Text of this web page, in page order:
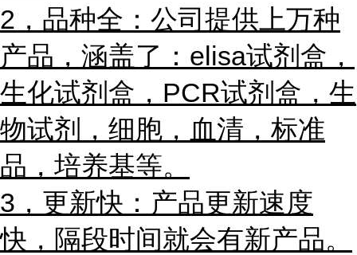
2，品种全：公司提供上万种
产品，涵盖了：elisa试剂盒，
生化试剂盒，PCR试剂盒， 生
物试剂， 细胞，血清，标准
品，培养基等。
3，更新快：产品更新速度
快，隔段时间就会有新产品。